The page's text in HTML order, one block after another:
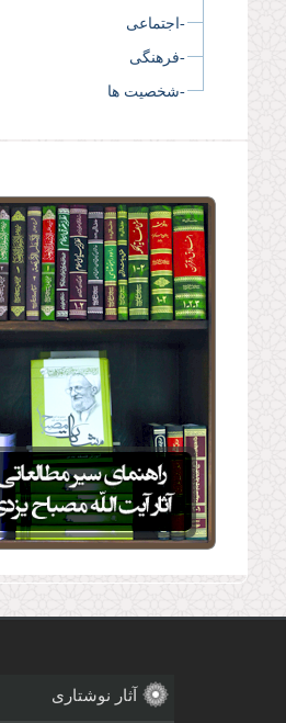
-اجتماعی
-فرهنگی
-شخصیت ها
آثار نوشتاری